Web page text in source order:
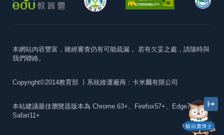
貓頭鷹博士
本網站內容豐富，雖經審查仍有可能疏漏， 若有欠妥之處，請隨時與
我們聯絡。
Copyright©2014教育部 丨系統維運廠商：卡米爾有限公司
本站建議最佳瀏覽器版本為 Chrome 63+、Firefox57+、Edge79+及
Safari11+